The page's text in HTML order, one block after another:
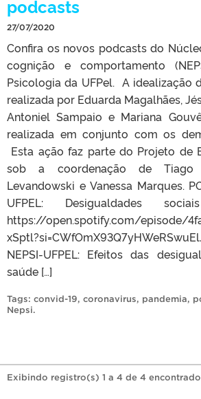
podcasts
27/07/2020
Confira os novos podcasts do
cognição e comportamento
Psicologia da UFPel. A idealização
realizada por Eduarda Magalhães,
Antoniel Sampaio e Mariana
realizada em conjunto com os
Esta ação faz parte do Projeto de
sob a coordenação de Tiago
Levandowski e Vanessa Marques.
UFPEL: Desigualdades
https://open.spotify.com/episode/
NEPSI-UFPEL: Efeitos das
saúde […]
Tags: convid-19, coronavirus, pandemia,
Nepsi.
Exibindo registro(s) 1 a 4 de 4